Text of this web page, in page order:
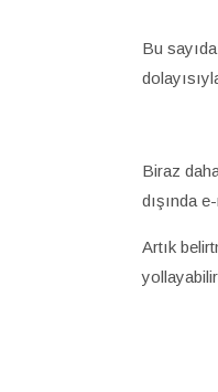
Bu
Biraz
dışında
Artık